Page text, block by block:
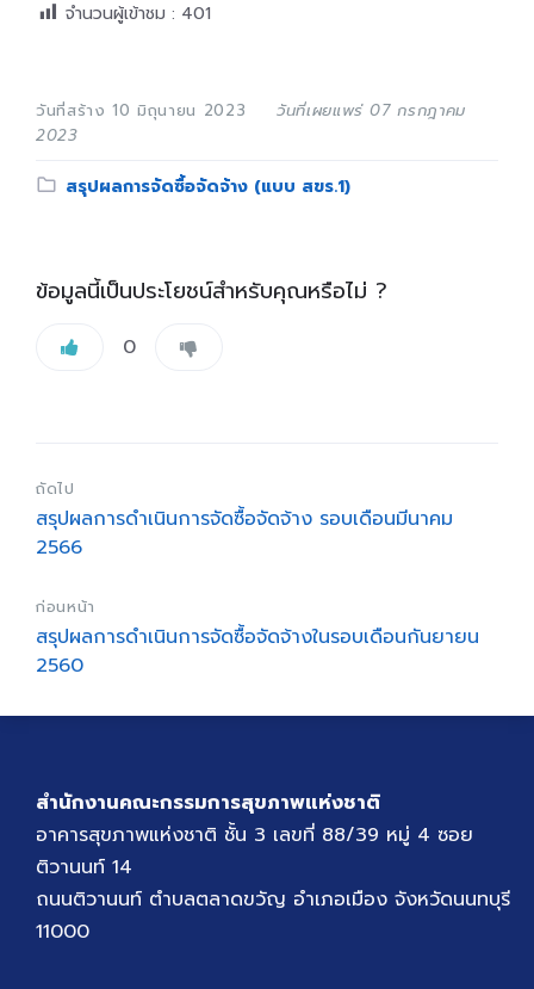
จำนวนผู้เข้าชม : 401
วันที่สร้าง 10 มิถุนายน 2023
วันที่เผยแพร่ 07 กรกฎาคม
2023
Category:
สรุปผลการจัดซื้อจัดจ้าง (แบบ สขร.1)
ข้อมูลนี้เป็นประโยชน์สำหรับคุณหรือไม่ ?
0
ถัดไป
สรุปผลการดำเนินการจัดซื้อจัดจ้าง รอบเดือนมีนาคม
2566
ก่อนหน้า
สรุปผลการดำเนินการจัดซื้อจัดจ้างในรอบเดือนกันยายน
2560
สำนักงานคณะกรรมการสุขภาพแห่งชาติ
อาคารสุขภาพแห่งชาติ ชั้น 3 เลขที่ 88/39 หมู่ 4 ซอย
ติวานนท์ 14
ถนนติวานนท์ ตำบลตลาดขวัญ อำเภอเมือง จังหวัดนนทบุรี
11000